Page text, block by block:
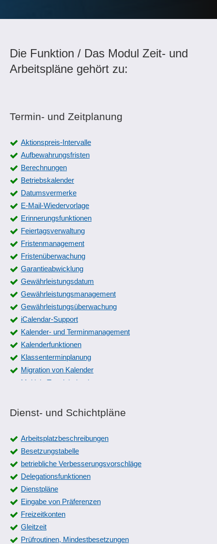
Die Funktion / Das Modul Zeit- und
Arbeitspläne gehört zu:
Termin- und Zeitplanung
Aktionspreis-Intervalle
Aufbewahrungsfristen
Berechnungen
Betriebskalender
Datumsvermerke
E-Mail-Wiedervorlage
Erinnerungsfunktionen
Feiertagsverwaltung
Fristenmanagement
Fristenüberwachung
Garantieabwicklung
Gewährleistungsdatum
Gewährleistungsmanagement
Gewährleistungsüberwachung
iCalendar-Support
Kalender- und Terminmanagement
Kalenderfunktionen
Klassenterminplanung
Migration von Kalender
Multiple Terminkalender
Planungskalender
Dienst- und Schichtpläne
Arbeitsplatzbeschreibungen
Besetzungstabelle
betriebliche Verbesserungsvorschläge
Delegationsfunktionen
Dienstpläne
Eingabe von Präferenzen
Freizeitkonten
Gleitzeit
Prüfroutinen, Mindestbesetzungen